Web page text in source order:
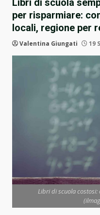
Libri di scuola
per risparmiare:
locali, regione per
Valentina Giungati 19
Libri di scuola